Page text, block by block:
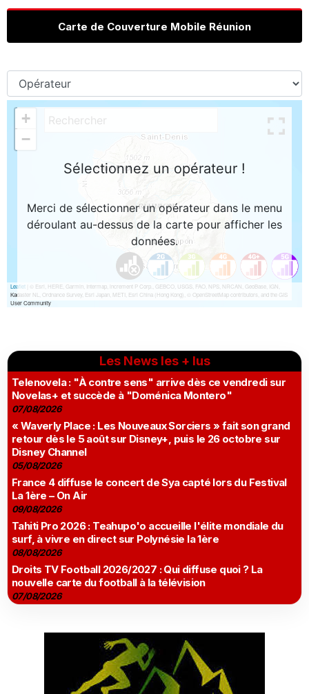
Carte de Couverture Mobile Réunion
Les News les + lus
Telenovela : "À contre sens" arrive dès ce vendredi sur
Novelas+ et succède à "Doménica Montero"
07/08/2026
« Waverly Place : Les Nouveaux Sorciers » fait son grand
retour dès le 5 août sur Disney+, puis le 26 octobre sur
Disney Channel
05/08/2026
France 4 diffuse le concert de Sya capté lors du Festival
La 1ère – On Air
09/08/2026
Tahiti Pro 2026 : Teahupo'o accueille l'élite mondiale du
surf, à vivre en direct sur Polynésie la 1ère
08/08/2026
Droits TV Football 2026/2027 : Qui diffuse quoi ? La
nouvelle carte du football à la télévision
07/08/2026